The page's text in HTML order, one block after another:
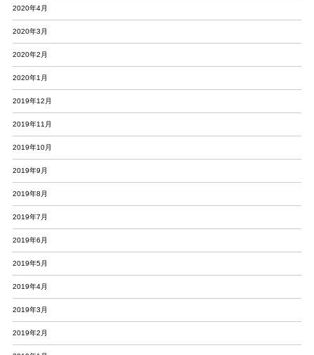
2020年4月
2020年3月
2020年2月
2020年1月
2019年12月
2019年11月
2019年10月
2019年9月
2019年8月
2019年7月
2019年6月
2019年5月
2019年4月
2019年3月
2019年2月